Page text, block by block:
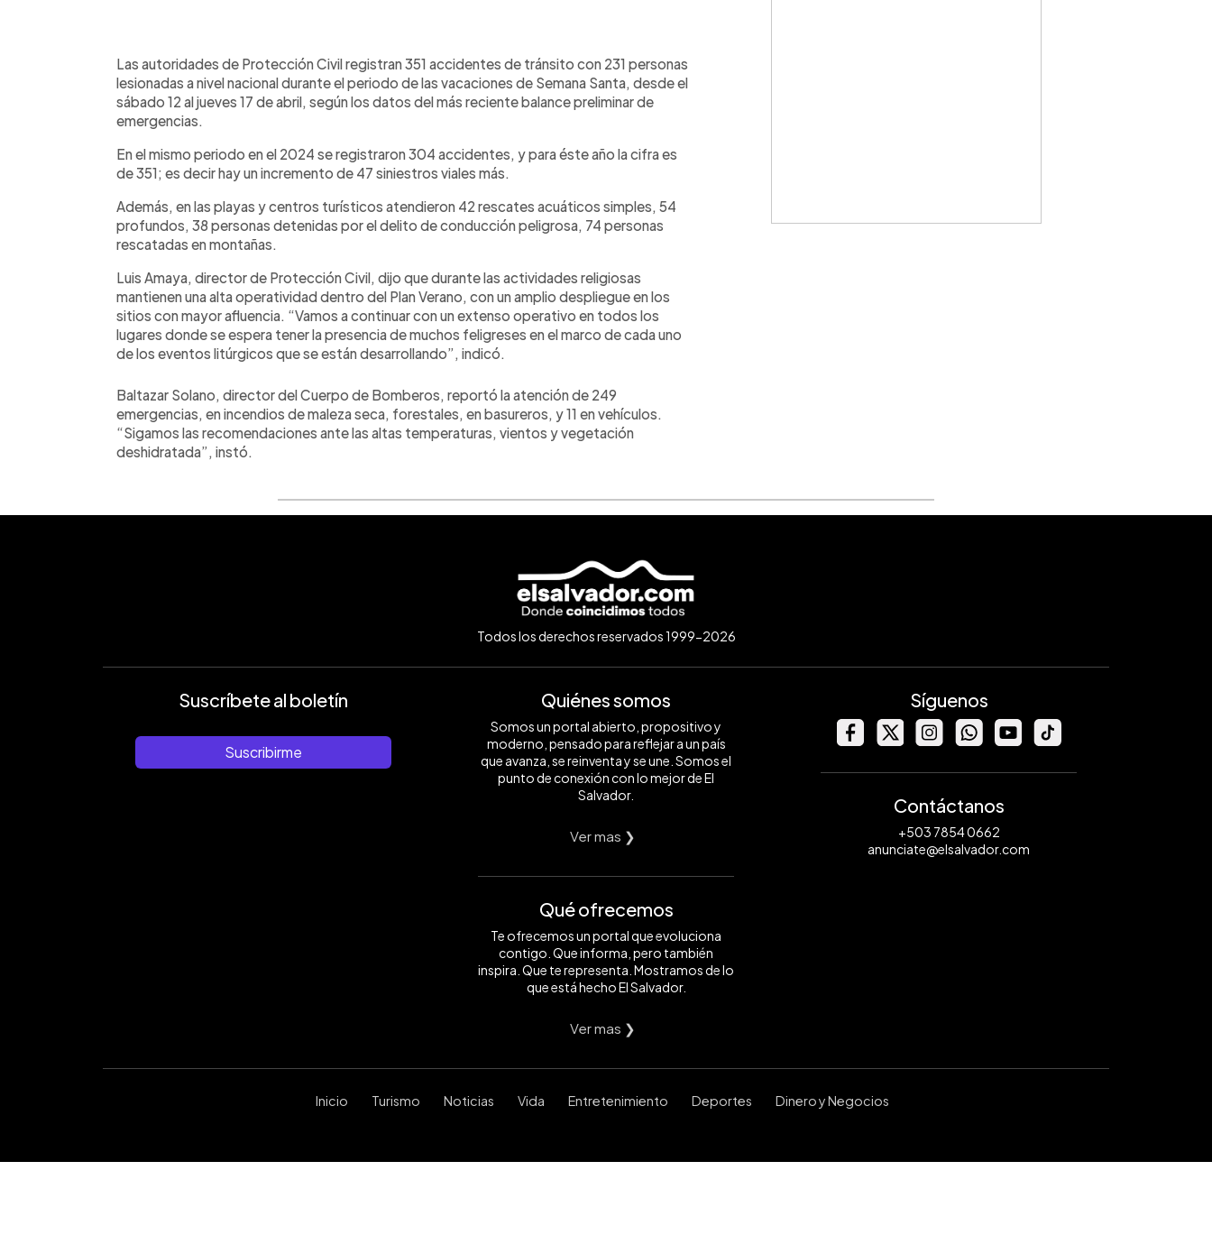
► Escuchar artículo
Las autoridades de Protección Civil registran 351 accidentes de tránsito con 231 personas
lesionadas a nivel nacional durante el periodo de las vacaciones de Semana Santa, desde el
sábado 12 al jueves 17 de abril, según los datos del más reciente balance preliminar de
emergencias.
En el mismo periodo en el 2024 se registraron 304 accidentes, y para éste año la cifra es
de 351; es decir hay un incremento de 47 siniestros viales más.
Además, en las playas y centros turísticos atendieron 42 rescates acuáticos simples, 54
profundos, 38 personas detenidas por el delito de conducción peligrosa, 74 personas
rescatadas en montañas.
Luis Amaya, director de Protección Civil, dijo que durante las actividades religiosas
mantienen una alta operatividad dentro del Plan Verano, con un amplio despliegue en los
sitios con mayor afluencia. “Vamos a continuar con un extenso operativo en todos los
lugares donde se espera tener la presencia de muchos feligreses en el marco de cada uno
de los eventos litúrgicos que se están desarrollando”, indicó.
Baltazar Solano, director del Cuerpo de Bomberos, reportó la atención de 249
emergencias, en incendios de maleza seca, forestales, en basureros, y 11 en vehículos.
“Sigamos las recomendaciones ante las altas temperaturas, vientos y vegetación
deshidratada”, instó.
Todos los derechos reservados 1999-2026
Suscríbete al boletín
Suscribirme
Quiénes somos
Somos un portal abierto, propositivo y
moderno, pensado para reflejar a un país
que avanza, se reinventa y se une. Somos el
punto de conexión con lo mejor de El
Salvador.
Ver mas ❯
Qué ofrecemos
Te ofrecemos un portal que evoluciona
contigo. Que informa, pero también
inspira. Que te representa. Mostramos de lo
que está hecho El Salvador.
Ver mas ❯
Síguenos
Contáctanos
+503 7854 0662
anunciate@elsalvador.com
Inicio Turismo Noticias Vida Entretenimiento Deportes Dinero y Negocios